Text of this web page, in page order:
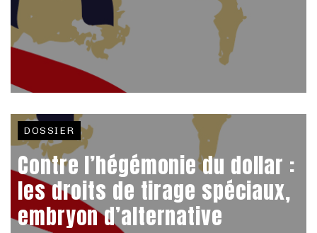
DOSSIER
Contre l’hégémonie du dollar :
les droits de tirage spéciaux,
embryon d’alternative